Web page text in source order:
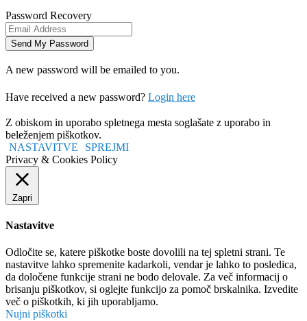
Password Recovery
A new password will be emailed to you.
Have received a new password? Login here
Z obiskom in uporabo spletnega mesta soglašate z uporabo in
beleženjem piškotkov.
NASTAVITVE
SPREJMI
Privacy & Cookies Policy
Zapri
Nastavitve
Odločite se, katere piškotke boste dovolili na tej spletni strani. Te
nastavitve lahko spremenite kadarkoli, vendar je lahko to posledica,
da določene funkcije strani ne bodo delovale. Za več informacij o
brisanju piškotkov, si oglejte funkcijo za pomoč brskalnika. Izvedite
več o piškotkih, ki jih uporabljamo.
Nujni piškotki